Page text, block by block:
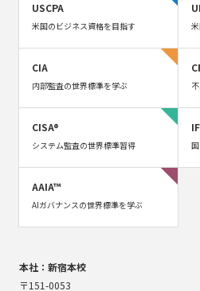
USCPA
米国のビジネス資格を目指す
CIA
内部監査の世界標準を学ぶ
CISA®
システム監査の世界標準習得
AAIA™
AIガバナンスの世界標準を学ぶ
本社：新宿本校
〒151-0053